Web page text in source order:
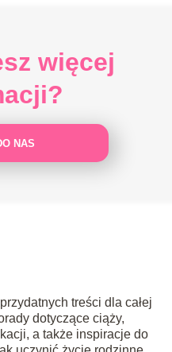
więcej
NAS
treści dla całej
dotyczące ciąży,
a także inspiracje do